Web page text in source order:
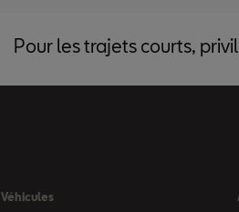
Pour les trajets courts,
Véhicules